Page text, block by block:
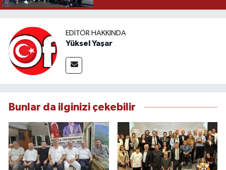
EDITÖR HAKKINDA
Yüksel Yaşar
Bunlar da ilginizi çekebilir